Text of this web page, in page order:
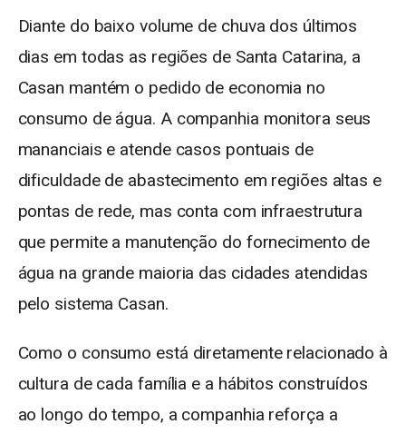
Diante do baixo volume de chuva dos últimos
dias em todas as regiões de Santa Catarina, a
Casan mantém o pedido de economia no
consumo de água. A companhia monitora seus
mananciais e atende casos pontuais de
dificuldade de abastecimento em regiões altas e
pontas de rede, mas conta com infraestrutura
que permite a manutenção do fornecimento de
água na grande maioria das cidades atendidas
pelo sistema Casan.
Como o consumo está diretamente relacionado à
cultura de cada família e a hábitos construídos
ao longo do tempo, a companhia reforça a